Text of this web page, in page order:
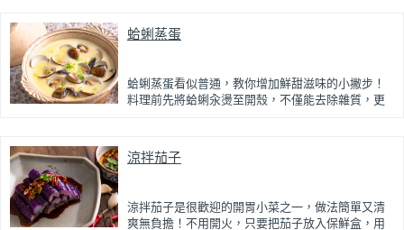
先把綠豆煮到綿密鬆軟，再攪打成綠豆沙，最後跟
炎夏日一定要喝一杯！
蛤蜊蒸蛋
蛤蜊蒸蛋看似普通，教你增加鮮甜滋味的小撇步！
料理前先將蛤蜊汆燙至開殼，不僅能去除雜質，更
本普通的蒸蛋更加濃郁鮮甜。
提香，簡單調味就能襯托食材原味，是一道全家人
都會愛的家常料理。
涼拌茄子
涼拌茄子是很歡迎的開胃小菜之一，做法簡單又清
爽無負擔！不用開火，只要把茄子放入保鮮盒，用